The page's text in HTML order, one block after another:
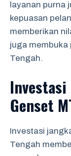
layanan purna
kepuasan
memberikan
juga membuka
Tengah.
Investasi
Genset
Investasi
Tengah